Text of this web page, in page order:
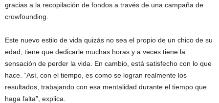
gracias a la recopilación de fondos a través de una campaña de
crowfounding.
Este nuevo estilo de vida quizás no sea el propio de un chico de su
edad, tiene que dedicarle muchas horas y a veces tiene la
sensación de perder la vida. En cambio, está satisfecho con lo que
hace. “Así, con el tiempo, es como se logran realmente los
resultados, trabajando con esa mentalidad durante el tiempo que
haga falta”, explica.